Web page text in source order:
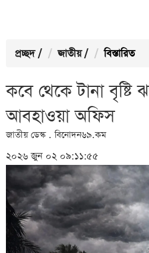
প্রচ্ছদ / জাতীয় / বিস্তারিত
কবে থেকে টানা বৃষ্টি
আবহাওয়া অফিস
জাতীয় ডেস্ক . বিনোদন৬৯.কম
২০২৬ জুন ০২ ০৯:১১:৫৫